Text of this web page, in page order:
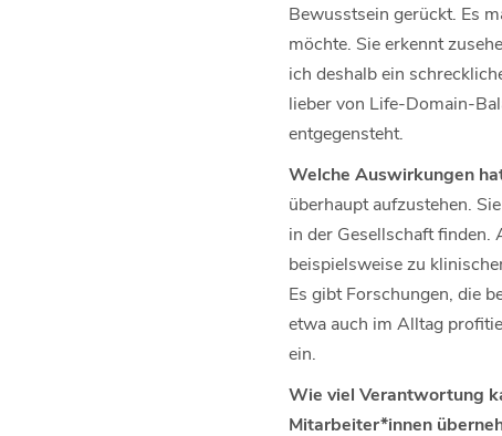
Bewusstsein gerückt. Es
möchte. Sie erkennt
ich deshalb ein
lieber von Life-Domain-
entgegensteht.
Welche Auswirkungen
überhaupt aufzustehen.
in der Gesellschaft
beispielsweise zu
Es gibt Forschungen, die
etwa auch im Alltag
ein.
Wie viel Verantwortung
Mitarbeiter*innen